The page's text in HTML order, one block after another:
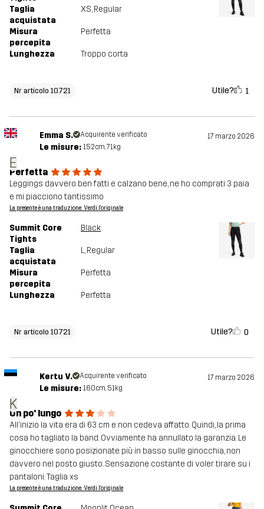
Taglia
acquistata
XS, Regular
Misura
percepita
Perfetta
Lunghezza Troppo corta
Nr articolo 10721 Utile? 1
E
Emma S. Acquirente verificato 17 marzo 2026
Le misure: 152cm, 71kg
Perfetta
Leggings davvero ben fatti e calzano bene, ne ho comprati 3 paia
e mi piacciono tantissimo
La presente è una traduzione. Verdi l'originale
Summit Core
Tights
Black
Taglia
acquistata
L, Regular
Misura
percepita
Perfetta
Lunghezza Perfetta
Nr articolo 10721 Utile? 0
K
Kertu V. Acquirente verificato 17 marzo 2026
Le misure: 160cm, 51kg
Un po' lungo
All'inizio la vita era di 63 cm e non cedeva affatto. Quindi, la prima
cosa ho tagliato la band. Ovviamente ha annullato la garanzia. Le
ginocchiere sono posizionate più in basso sulle ginocchia, non
davvero nel posto giusto. Sensazione costante di voler tirare su i
pantaloni. Taglia xs
La presente è una traduzione. Verdi l'originale